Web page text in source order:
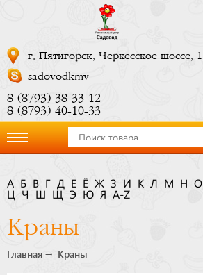
г. Пятигорск, Черкесское шоссе, 1
sadovodkmv
8 (8793) 38 33 12
8 (8793) 40-10-33
компании
Новости
А Б В Г Д Е Ё Ж З И К Л М Н О
Ч Э Ю Я A-Z
Краны
Главная Краны